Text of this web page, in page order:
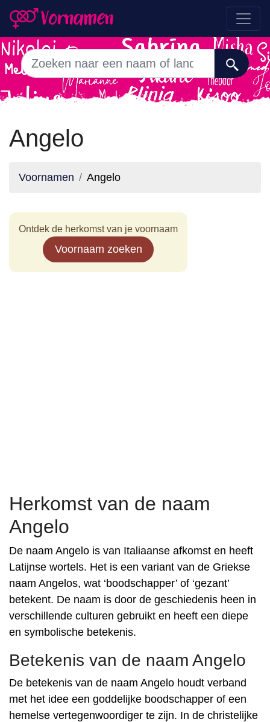
Angelo
Voornamen Angelo
Ontdek de herkomst van je voornaam
Voornaam zoeken
Herkomst van de naam
Angelo
De naam Angelo is van Italiaanse afkomst en heeft
Latijnse wortels. Het is een variant van de Griekse
naam Angelos, wat ‘boodschapper’ of ‘gezant’
betekent. De naam is door de geschiedenis heen in
verschillende culturen gebruikt en heeft een diepe
en symbolische betekenis.
Betekenis van de naam Angelo
De betekenis van de naam Angelo houdt verband
met het idee een goddelijke boodschapper of een
hemelse vertegenwoordiger te zijn. In de christelijke